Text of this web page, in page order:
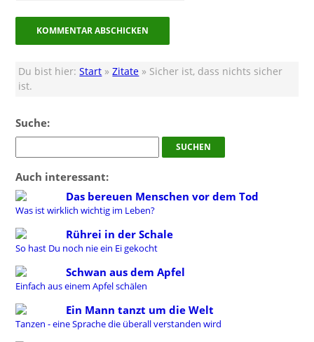
Du bist hier:Start »Zitate » Sicher ist, dass nichts sicher
ist.
Suche:
Auch interessant:
Das bereuen Menschen vor dem Tod
Was ist wirklich wichtig im Leben?
Rührei in der Schale
So hast Du noch nie ein Ei gekocht
Schwan aus dem Apfel
Einfach aus einem Apfel schälen
Ein Mann tanzt um die Welt
Tanzen - eine Sprache die überall verstanden wird